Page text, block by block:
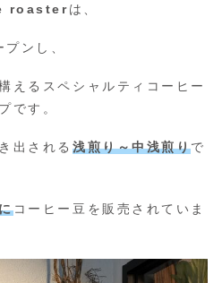
roasterは、
ンし、
えるスペシャルティコーヒー
です。
出される 浅煎り～中浅煎りで
コーヒー豆を販売されていま